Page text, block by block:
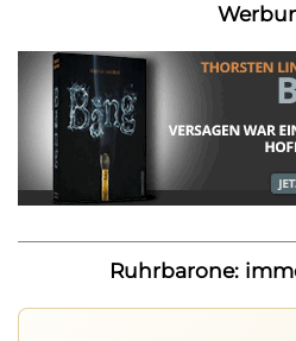
Ruhrbarone: